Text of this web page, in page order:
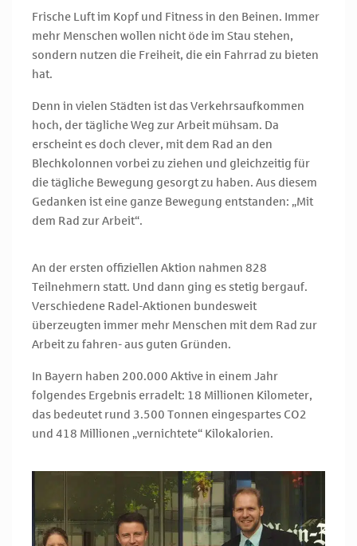
Frische Luft im Kopf und Fitness in den Beinen. Immer
mehr Menschen wollen nicht öde im Stau stehen,
sondern nutzen die Freiheit, die ein Fahrrad zu bieten
hat.
Denn in vielen Städten ist das Verkehrsaufkommen
hoch, der tägliche Weg zur Arbeit mühsam. Da
erscheint es doch clever, mit dem Rad an den
Blechkolonnen vorbei zu ziehen und gleichzeitig für
die tägliche Bewegung gesorgt zu haben. Aus diesem
Gedanken ist eine ganze Bewegung entstanden: „Mit
dem Rad zur Arbeit“.
An der ersten offiziellen Aktion nahmen 828
Teilnehmern statt. Und dann ging es stetig bergauf.
Verschiedene Radel-Aktionen bundesweit
überzeugten immer mehr Menschen mit dem Rad zur
Arbeit zu fahren- aus guten Gründen.
In Bayern haben 200.000 Aktive in einem Jahr
folgendes Ergebnis erradelt: 18 Millionen Kilometer,
das bedeutet rund 3.500 Tonnen eingespartes CO2
und 418 Millionen „vernichtete“ Kilokalorien.